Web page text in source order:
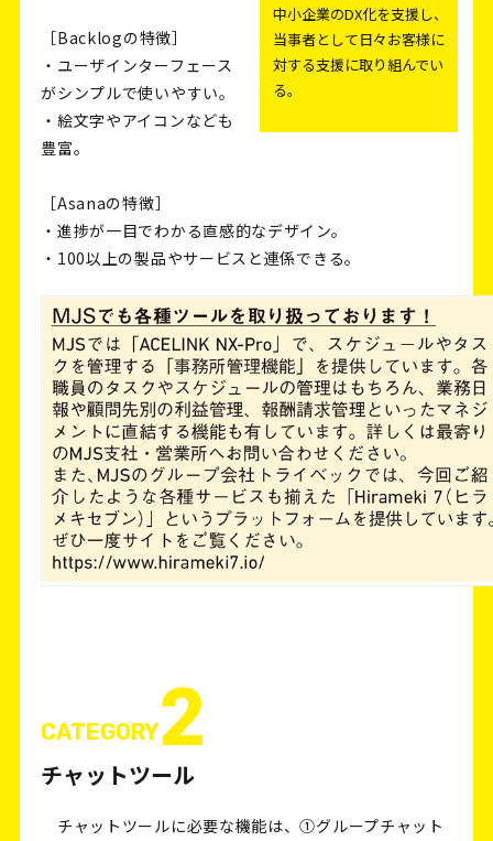
中小企業のDX化を支援し、
当事者として日々お客様に
対する支援に取り組んでい
る。
［Backlogの特徴］
・ユーザインターフェース
がシンプルで使いやすい。
・絵文字やアイコンなども
豊富。
［Asanaの特徴］
・進捗が一目でわかる直感的なデザイン。
・100以上の製品やサービスと連係できる。
CATEGORY2
チャットツール
チャットツールに必要な機能は、①グループチャット